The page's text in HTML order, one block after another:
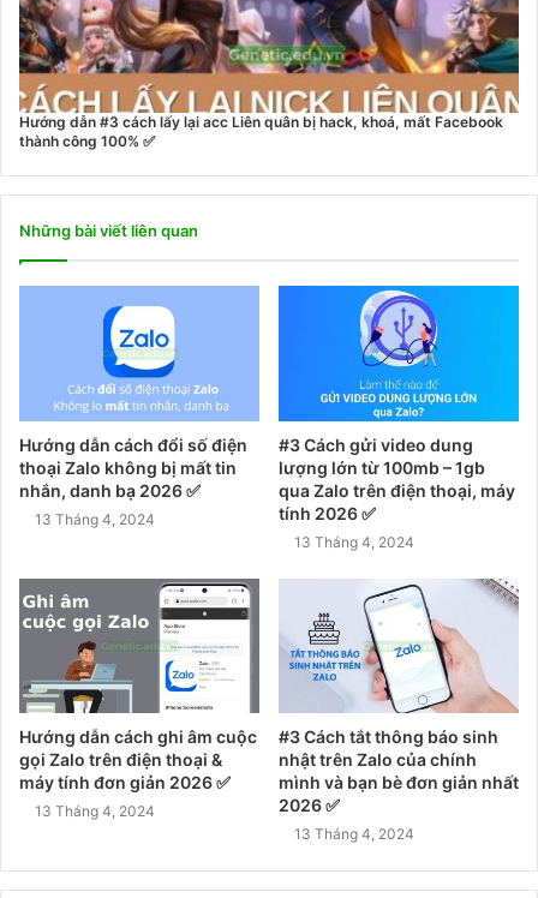
Hướng dẫn #3 cách lấy lại acc Liên quân bị hack, khoá, mất Facebook
thành công 100% ✅
Những bài viết liên quan
Hướng dẫn cách đổi số điện
thoại Zalo không bị mất tin
nhắn, danh bạ 2026 ✅
13 Tháng 4, 2024
#3 Cách gửi video dung
lượng lớn từ 100mb – 1gb
qua Zalo trên điện thoại, máy
tính 2026 ✅
13 Tháng 4, 2024
Hướng dẫn cách ghi âm cuộc
gọi Zalo trên điện thoại &
máy tính đơn giản 2026 ✅
13 Tháng 4, 2024
#3 Cách tắt thông báo sinh
nhật trên Zalo của chính
mình và bạn bè đơn giản nhất
2026 ✅
13 Tháng 4, 2024